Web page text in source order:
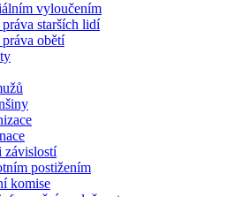
vyloučením
práva starších lidí
obětí
závislostí
postižením
komise